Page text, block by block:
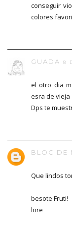
conseguir
colores
GUADA 8
el otro dia
esra de vieja
Dps te
BLOC DE
Que lindos
besote Fruti!
lore